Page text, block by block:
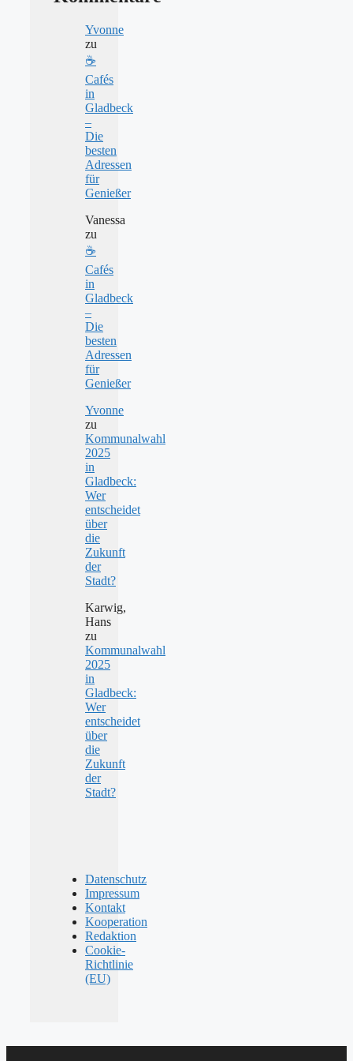
Yvonne
zu
☕
Cafés
in
Gladbeck
–
Die
besten
Adressen
für
Genießer
Vanessa
zu
☕
Cafés
in
Gladbeck
–
Die
besten
Adressen
für
Genießer
Yvonne
zu
Kommunalwahl
2025
in
Gladbeck:
Wer
entscheidet
über
die
Zukunft
der
Stadt?
Karwig,
Hans
zu
Kommunalwahl
2025
in
Gladbeck:
Wer
entscheidet
über
die
Zukunft
der
Stadt?
Datenschutz
Impressum
Kontakt
Kooperation
Redaktion
Cookie-
Richtlinie
(EU)